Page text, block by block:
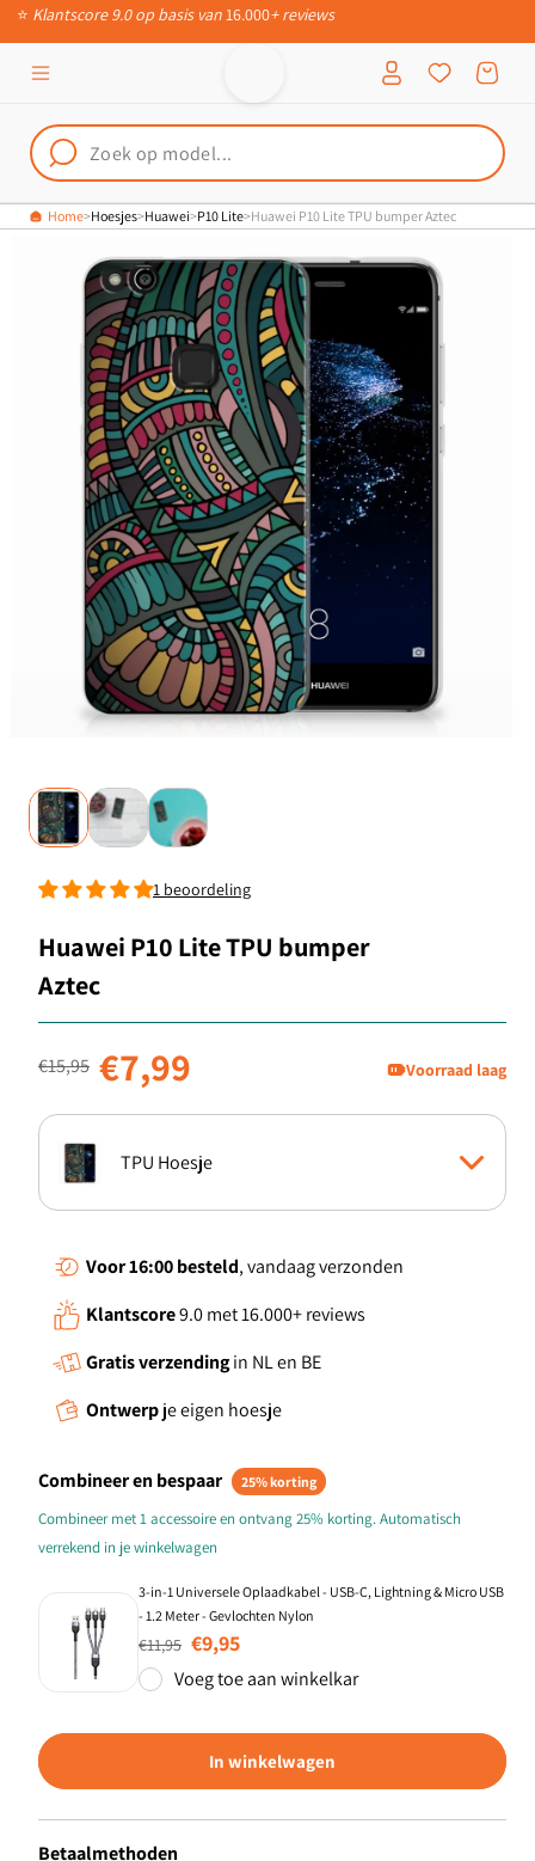
Meteen naar
Inloggen Winkelwagen
Home Hoesjes Huawei P10 Lite Huawei P10 Lite TPU bumper Aztec
1 beoordeling
Huawei P10 Lite TPU bumper
Aztec
Normale prijs
€15,95
Aanbiedingsprijs
€7,99 Voorraad laag
TPU Hoesje
Boekhoesje
Voor 16:00besteld, vandaag verzonden
Klantscore9.0 met 16.000+ reviews
Gratis verzendingin NL en BE
Ontwerpje eigen hoesje
Combineer en bespaar 25% korting
Combineer met 1 accessoire en ontvang 25% korting. Automatisch
verrekend in je winkelwagen
3-in-1 Universele Oplaadkabel - USB-C, Lightning & Micro USB
- 1.2 Meter - Gevlochten Nylon
Normale prijs
€11,95 Aanbiedingsprijs
€9,95
Voeg toe aan winkelkar
In winkelwagen
Betaalmethoden